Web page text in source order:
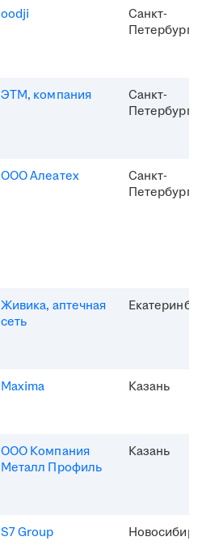
oodji
Санкт-
Петербург
ЭТМ, компания
Санкт-
Петербург
ООО Алеатех
Санкт-
Петербург
Живика, аптечная
сеть
Maxima Казань
ООО Компания
Металл Профиль
Казань
S7 Group